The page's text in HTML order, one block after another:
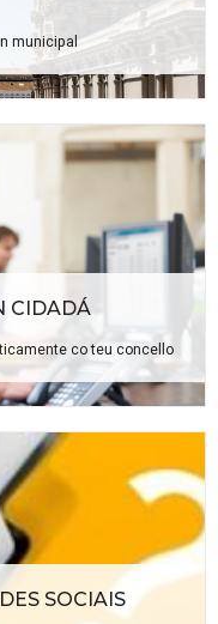
municipal
CIDADÁ
co teu concello
SOCIAIS